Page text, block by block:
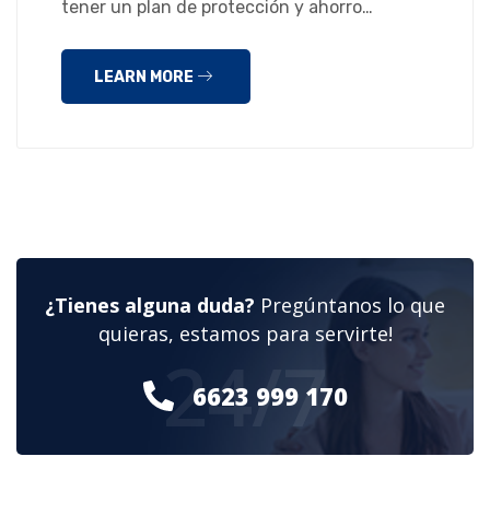
tener un plan de protección y ahorro…
LEARN MORE
¿Tienes alguna duda? Pregúntanos lo que
quieras, estamos para servirte!
6623 999 170
24/7